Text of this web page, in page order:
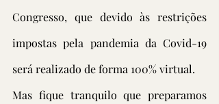
Congresso, que devido às restrições
impostas pela pandemia da Covid-19
será realizado de forma 100% virtual.
Mas fique tranquilo que preparamos